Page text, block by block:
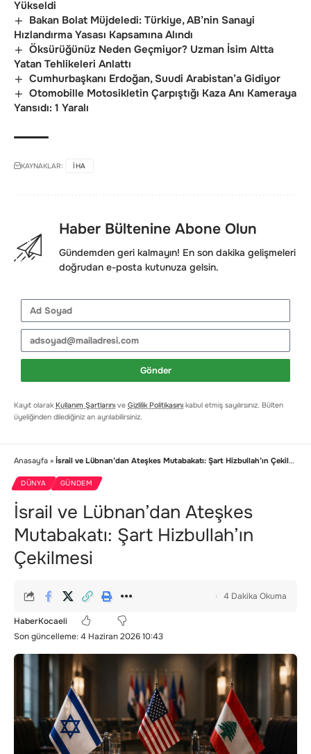
Yükseldi
Bakan Bolat Müjdeledi: Türkiye, AB’nin Sanayi
Hızlandırma Yasası Kapsamına Alındı
Öksürüğünüz Neden Geçmiyor? Uzman İsim Altta
Yatan Tehlikeleri Anlattı
Cumhurbaşkanı Erdoğan, Suudi Arabistan’a Gidiyor
Otomobille Motosikletin Çarpıştığı Kaza Anı Kameraya
Yansıdı: 1 Yaralı
KAYNAKLAR: IHA
Haber Bültenine Abone Olun
Gündemden geri kalmayın! En son dakika gelişmeleri
doğrudan e-posta kutunuza gelsin.
Gönder
Kayıt olarak Kullanım Şartlarını ve Gizlilik Politikasını kabul etmiş sayılırsınız. Bülten
üyeliğinden dilediğiniz an ayrılabilirsiniz.
Anasayfa » İsrail ve Lübnan’dan Ateşkes Mutabakatı: Şart Hizbullah’ın Çekilmesi
DÜNYA GÜNDEM
İsrail ve Lübnan’dan Ateşkes
Mutabakatı: Şart Hizbullah’ın
Çekilmesi
Son güncelleme: 4 Haziran 2026 10:43
HaberKocaeli
4 Dakika Okuma